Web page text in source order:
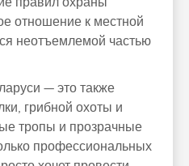
отношение к местной
неотъемлемой частью
— это также
грибной охоты и
тропы и прозрачные
профессиональных